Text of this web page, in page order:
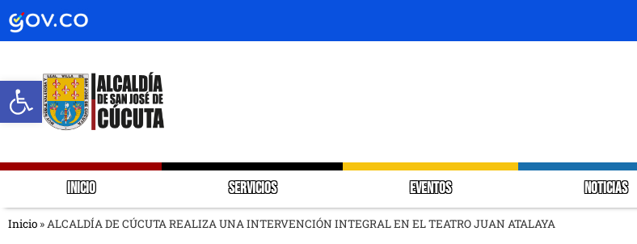
Abrir barra de herramientas
INICIO SERVICIOS EVENTOS NOTICIAS
Inicio » ALCALDÍA DE CÚCUTA REALIZA UNA INTERVENCIÓN INTEGRAL EN EL TEATRO JUAN ATALAYA